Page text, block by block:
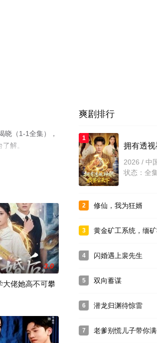
晓（1-1全集），
解。
3.0
大佬她高不可攀
爽剧排行
1
2026 / 中
状态：全
2 修仙，我为狂婿
3 黄金矿工系统，缅
4 闪婚遇上裴先生
5 双向蓄谋
6 潜龙归渊待惊雷
7 老爹别慌儿子带你